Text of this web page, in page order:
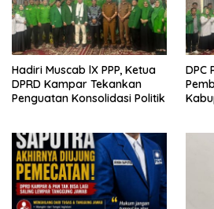
Hadiri Muscab lX PPP, Ketua
DPRD Kampar Tekankan
Penguatan Konsolidasi Politik
DPC